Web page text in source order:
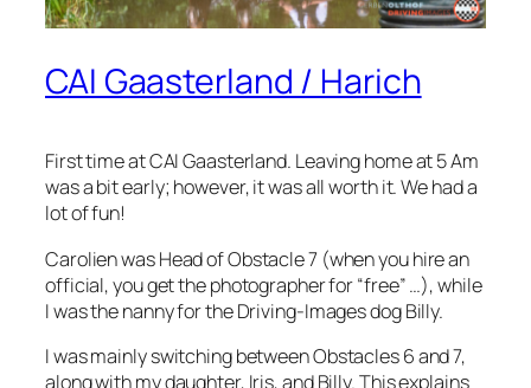
CAI Gaasterland / Harich
First time at CAI Gaasterland. Leaving home at 5 Am
was a bit early; however, it was all worth it. We had a
lot of fun!
Carolien was Head of Obstacle 7 (when you hire an
official, you get the photographer for “free” …), while
I was the nanny for the Driving-Images dog Billy.
I was mainly switching between Obstacles 6 and 7,
along with my daughter, Iris, and Billy. This explains